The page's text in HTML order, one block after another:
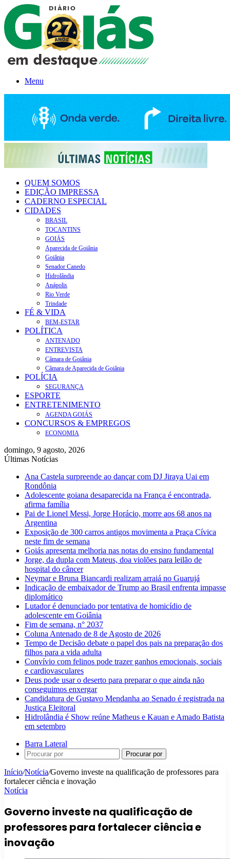
Menu
QUEM SOMOS
EDIÇÃO IMPRESSA
CADERNO ESPECIAL
CIDADES
BRASIL
TOCANTINS
GOIÁS
Aparecida de Goiânia
Goiânia
Senador Canedo
Hidrolândia
Anápolis
Rio Verde
Trindade
FÉ & VIDA
BEM-ESTAR
POLÍTICA
ANTENADO
ENTREVISTA
Câmara de Goiânia
Câmara de Aparecida de Goiânia
POLÍCIA
SEGURANÇA
ESPORTE
ENTRETENIMENTO
AGENDA GOIÁS
CONCURSOS & EMPREGOS
ECONOMIA
domingo, 9 agosto, 2026
Últimas Notícias
Ana Castela surpreende ao dançar com DJ Jiraya Uai em
Rondônia
Adolescente goiana desaparecida na França é encontrada,
afirma família
Pai de Lionel Messi, Jorge Horácio, morre aos 68 anos na
Argentina
Exposição de 300 carros antigos movimenta a Praça Cívica
neste fim de semana
Goiás apresenta melhoria nas notas do ensino fundamental
Jorge, da dupla com Mateus, doa violões para leilão de
hospital do câncer
Neymar e Bruna Biancardi realizam arraiá no Guarujá
Indicação de embaixador de Trump ao Brasil enfrenta impasse
diplomático
Lutador é denunciado por tentativa de homicídio de
adolescente em Goiânia
Fim de semana, n° 2037
Coluna Antenado de 8 de Agosto de 2026
Tempo de Decisão debate o papel dos pais na preparação dos
filhos para a vida adulta
Convívio com felinos pode trazer ganhos emocionais, sociais
e cardiovasculares
Deus pode usar o deserto para preparar o que ainda não
conseguimos enxergar
Candidatura de Gustavo Mendanha ao Senado é registrada na
Justiça Eleitoral
Hidrolândia é Show reúne Matheus e Kauan e Amado Batista
em setembro
Barra Lateral
Procurar por
Início/Notícia/Governo investe na qualificação de professores para
fortalecer ciência e inovação
Notícia
Governo investe na qualificação de
professores para fortalecer ciência e
inovação